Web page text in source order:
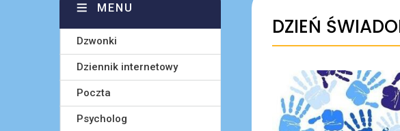
DZIEŃ
MENU
Dzwonki
Dziennik internetowy
Poczta
Psycholog